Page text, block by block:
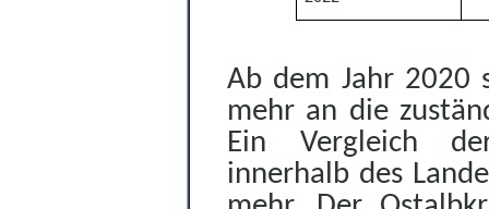
Ab dem Jahr 2020
mehr an die
Ein Vergleich der
innerhalb des